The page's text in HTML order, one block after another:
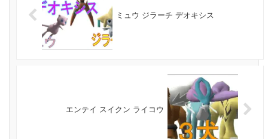
ミュウ ジラーチ デオキシス
エンテイ スイクン ライコウ